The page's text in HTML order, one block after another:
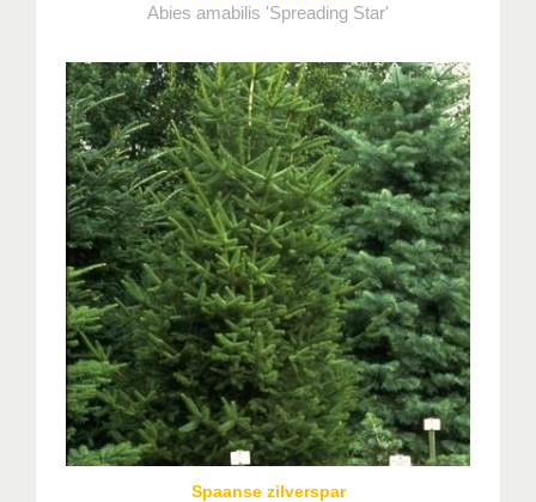
Abies amabilis 'Spreading Star'
Spaanse zilverspar